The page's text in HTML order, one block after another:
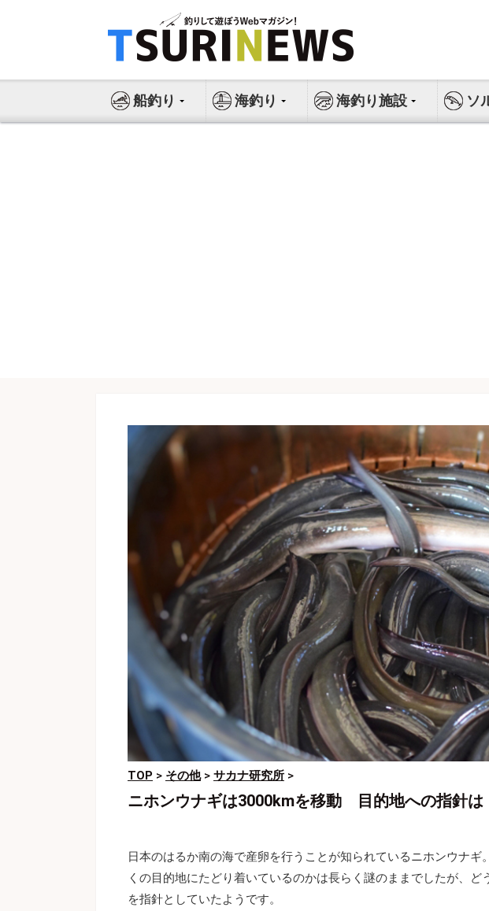
ス
船釣り 海釣り 海釣り施設 ソ
TOP > その他> サカナ研究所 >
ニホンウナギは3000kmを移動 目的地への指針は
日本のはるか南の海で産卵を行うことが知られているニホンウナギ
くの目的地にたどり着いているのかは長らく謎のままでしたが、ど
を指針としていたようです。